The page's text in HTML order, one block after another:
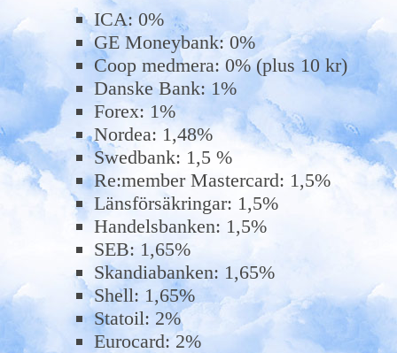
ICA: 0%
GE Moneybank: 0%
Coop medmera: 0% (plus 10 kr)
Danske Bank: 1%
Forex: 1%
Nordea: 1,48%
Swedbank: 1,5 %
Re:member Mastercard: 1,5%
Länsförsäkringar: 1,5%
Handelsbanken: 1,5%
SEB: 1,65%
Skandiabanken: 1,65%
Shell: 1,65%
Statoil: 2%
Eurocard: 2%